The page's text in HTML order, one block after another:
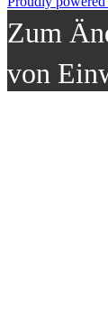
Zum
von